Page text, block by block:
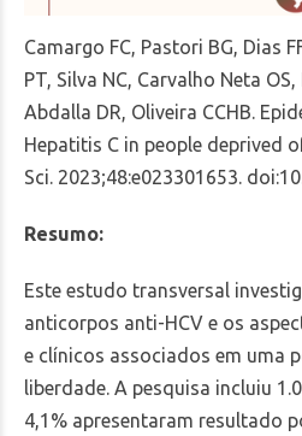
Camargo FC, Pastori BG, Dias
PT, Silva NC, Carvalho Neta OS,
Abdalla DR, Oliveira CCHB.
Hepatitis C in people deprived
Sci. 2023;48:e023301653.
Resumo:
Este estudo transversal
anticorpos anti-HCV e os
e clínicos associados em uma
liberdade. A pesquisa incluiu
4,1% apresentaram resultado